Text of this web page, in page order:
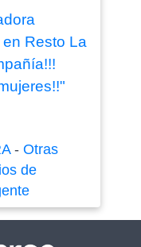
Resto La
- Otras
de